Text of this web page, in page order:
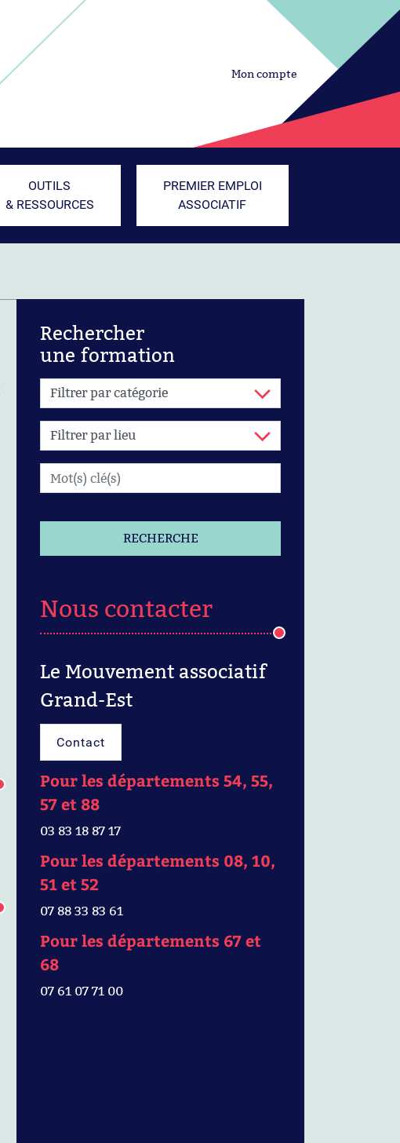
Mon compte
OUTILS
& RESSOURCES
PREMIER EMPLOI
ASSOCIATIF
Rechercher
une formation
RECHERCHE
Nous contacter
Le Mouvement associatif
Grand-Est
Contact
Pour les départements 54, 55,
57 et 88
03 83 18 87 17
Pour les départements 08, 10,
51 et 52
07 88 33 83 61
Pour les départements 67 et
68
07 61 07 71 00